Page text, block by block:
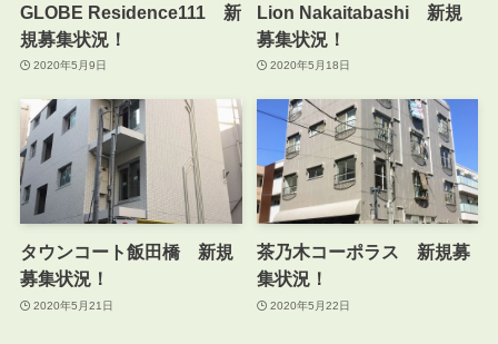
GLOBE Residence111 新
規募集状況！
2020年5月9日
Lion Nakaitabashi 新規
募集状況！
2020年5月18日
タウンコート飯田橋 新規
募集状況！
2020年5月21日
茶乃木コーポラス 新規募
集状況！
2020年5月22日